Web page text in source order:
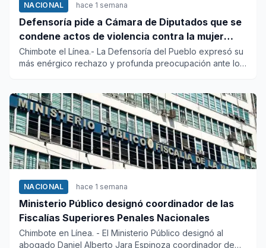
NACIONAL hace 1 semana
Defensoría pide a Cámara de Diputados que se
condene actos de violencia contra la mujer
peruana
Chimbote el Línea.- La Defensoría del Pueblo expresó su
más enérgico rechazo y profunda preocupación ante los
NACIONAL hace 1 semana
Ministerio Público designó coordinador de las
Fiscalías Superiores Penales Nacionales
Chimbote en Línea. - El Ministerio Público designó al
abogado Daniel Alberto Jara Espinoza coordinador de